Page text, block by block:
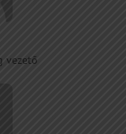
vezető